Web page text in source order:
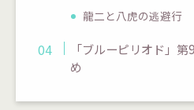
龍二と八虎の逃避行
「ブルーピリオド」
め